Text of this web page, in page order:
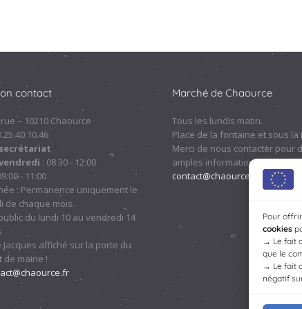
Pour
cookies
→ Le fait
que le
→ Le fait
négatif
contact
– 10210 Chaource
: 08:30 - 12:00
- 11:00
: Permanence uniquement le
de chaque mois.
du lundi 10 au vendredi 14
Jacques affiché sur la porte du
de mairie !
Marché de Chaource
Tous les lundis matin.
Place de la fontaine et sous la
Merci de nous contacter pour
amples informations à cette
contact@chaource.fr
ou au